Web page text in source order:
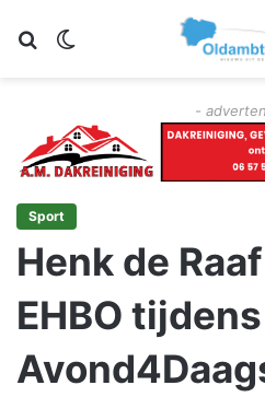
Zoeken
-
Sport
Henk de
EHBO tijdens